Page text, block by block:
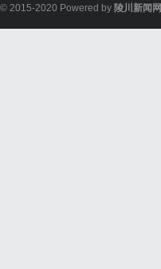
© 2015-2020 Powered by 陵川新闻网